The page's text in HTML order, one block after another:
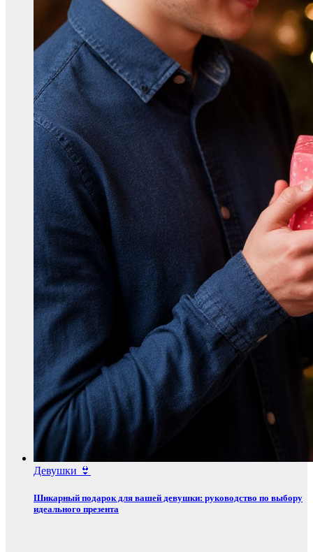
Девушки 👙
Шикарный подарок для вашей девушки: руководство по выбору
идеального презента